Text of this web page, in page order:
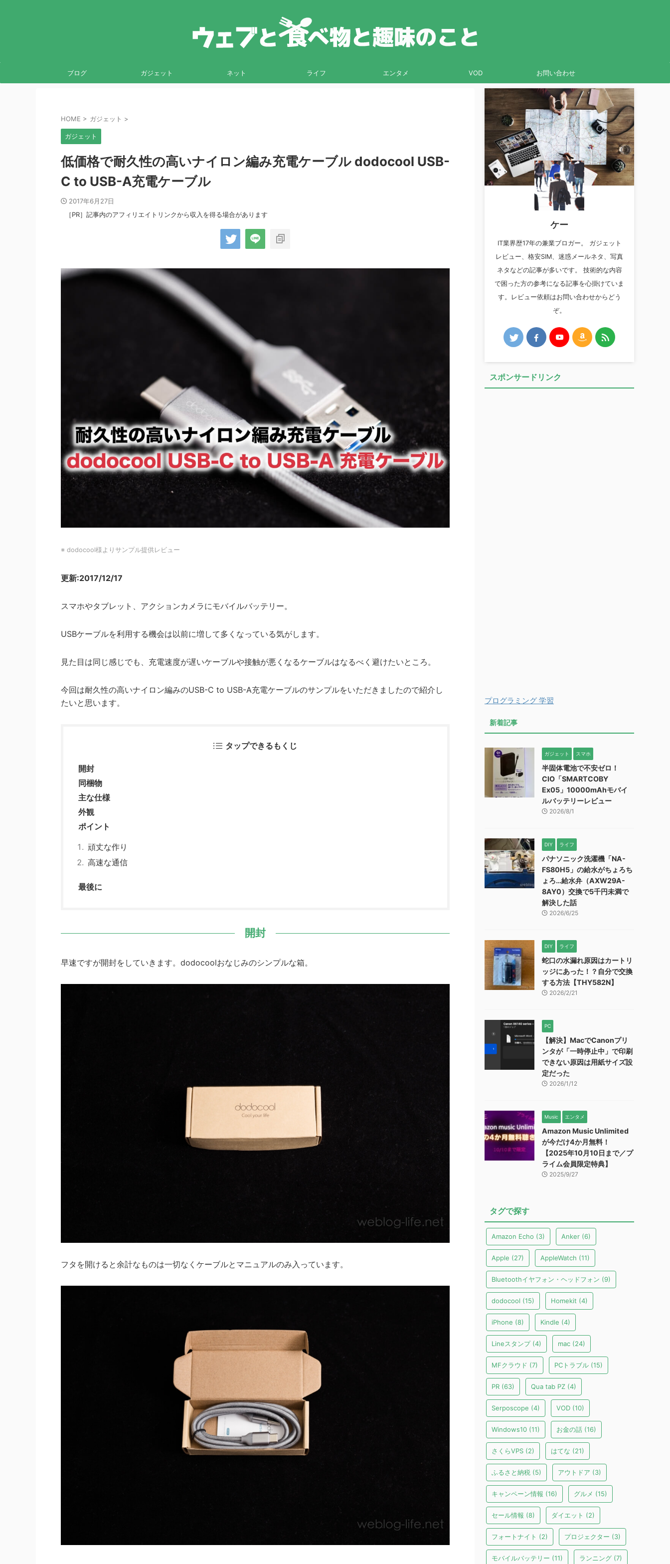
ブログ ガジェット ネット ライフ エンタメ VOD お問い合わせ
HOME > ガジェット >
ガジェット
低価格で耐久性の高いナイロン編み充電ケーブル dodocool USB-
C to USB-A充電ケーブル
2017年6月27日
［PR］記事内のアフィリエイトリンクから収入を得る場合があります
※ dodocool様よりサンプル提供レビュー
更新:2017/12/17
スマホやタブレット、アクションカメラにモバイルバッテリー。
USBケーブルを利用する機会は以前に増して多くなっている気がします。
見た目は同じ感じでも、充電速度が遅いケーブルや接触が悪くなるケーブルはなるべく避けたいところ。
今回は耐久性の高いナイロン編みのUSB-C to USB-A充電ケーブルのサンプルをいただきましたので紹介し
たいと思います。
タップできるもくじ
開封
同梱物
主な仕様
外観
ポイント
頑丈な作り
高速な通信
最後に
開封
早速ですが開封をしていきます。dodocoolおなじみのシンプルな箱。
フタを開けると余計なものは一切なくケーブルとマニュアルのみ入っています。
ケー
IT業界歴17年の兼業ブロガー。 ガジェット
レビュー、格安SIM、迷惑メールネタ、写真
ネタなどの記事が多いです。 技術的な内容
で困った方の参考になる記事を心掛けていま
す。レビュー依頼はお問い合わせからどう
ぞ。
スポンサードリンク
プログラミング 学習
新着記事
ガジェット スマホ
半固体電池で不安ゼロ！
CIO「SMARTCOBY
Ex05」10000mAhモバイ
ルバッテリーレビュー
2026/8/1
DIY ライフ
パナソニック洗濯機「NA-
FS80H5」の給水がちょろち
ょろ…給水弁（AXW29A-
8AY0）交換で5千円未満で
解決した話
2026/6/25
DIY ライフ
蛇口の水漏れ原因はカートリ
ッジにあった！？自分で交換
する方法【THY582N】
2026/2/21
PC
【解決】MacでCanonプリ
ンタが「一時停止中」で印刷
できない原因は用紙サイズ設
定だった
2026/1/12
Music エンタメ
Amazon Music Unlimited
が今だけ4か月無料！
【2025年10月10日まで／プ
ライム会員限定特典】
2025/9/27
タグで探す
Amazon Echo (3) Anker (6)
Apple (27) AppleWatch (11)
Bluetoothイヤフォン・ヘッドフォン (9)
dodocool (15) Homekit (4)
iPhone (8) Kindle (4)
Lineスタンプ(4) mac (24)
MFクラウド (7) PCトラブル (15)
PR (63) Qua tab PZ (4)
Serposcope (4) VOD (10)
Windows10 (11) お金の話 (16)
さくらVPS (2) はてな (21)
ふるさと納税 (5) アウトドア (3)
キャンペーン情報 (16) グルメ (15)
セール情報 (8) ダイエット (2)
フォートナイト (2) プロジェクター (3)
モバイルバッテリー (11) ランニング (7)